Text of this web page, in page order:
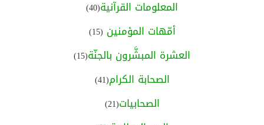
المعلومات القرآنية(40)
أمّهات المؤمنين (15)
العشرة المبشَّرون بالجنّة(15)
الصحابة الكرام(41)
الصحابيات(21)